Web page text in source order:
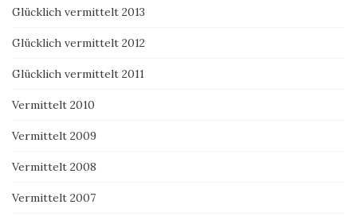
Glücklich vermittelt 2013
Glücklich vermittelt 2012
Glücklich vermittelt 2011
Vermittelt 2010
Vermittelt 2009
Vermittelt 2008
Vermittelt 2007